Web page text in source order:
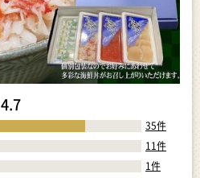
4.7
35件
11件
1件